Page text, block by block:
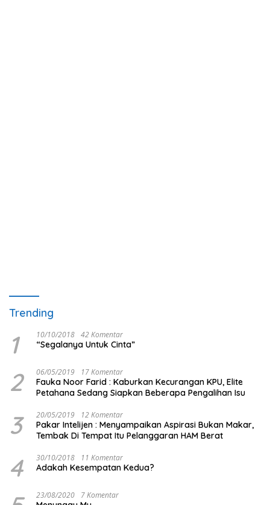
Trending
1 10/10/2018 42 Komentar
“Segalanya Untuk Cinta”
2 06/05/2019 17 Komentar
Fauka Noor Farid : Kaburkan Kecurangan KPU, Elite
Petahana Sedang Siapkan Beberapa Pengalihan Isu
3 20/05/2019 12 Komentar
Pakar Intelijen : Menyampaikan Aspirasi Bukan Makar,
Tembak Di Tempat Itu Pelanggaran HAM Berat
4 30/10/2018 11 Komentar
Adakah Kesempatan Kedua?
23/08/2020 7 Komentar